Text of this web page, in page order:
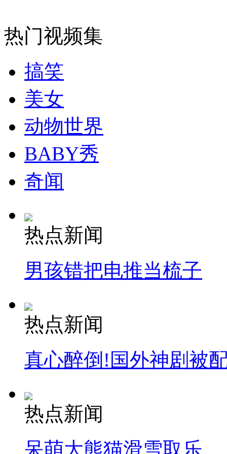
热门视频集
搞笑
美女
动物世界
BABY秀
奇闻
热点新闻
男孩错把电推当梳子
热点新闻
真心醉倒!国外神剧被
热点新闻
呆萌大熊猫滑雪取乐